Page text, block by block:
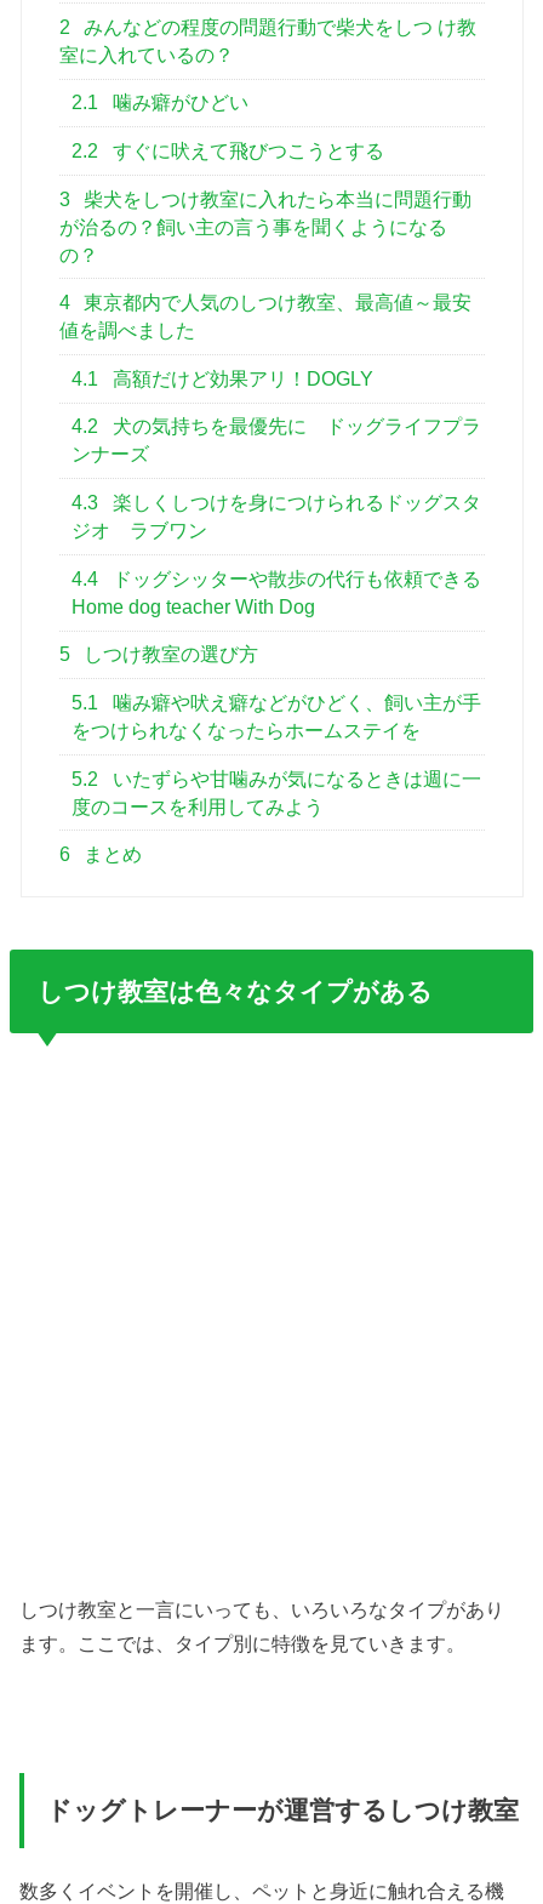
2
みんなどの程度の問題行動で柴犬をしつ け教
室に入れているの？
2.1 噛み癖がひどい
2.2 すぐに吠えて飛びつこうとする
3
柴犬をしつけ教室に入れたら本当に問題行動
が治るの？飼い主の言う事を聞くようになる
の？
4
東京都内で人気のしつけ教室、最高値～最安
値を調べました
4.1 高額だけど効果アリ！DOGLY
4.2
犬の気持ちを最優先に ドッグライフプラ
ンナーズ
4.3
楽しくしつけを身につけられるドッグスタ
ジオ ラブワン
4.4
ドッグシッターや散歩の代行も依頼できる
Home dog teacher With Dog
5 しつけ教室の選び方
5.1
噛み癖や吠え癖などがひどく、飼い主が手
をつけられなくなったらホームステイを
5.2
いたずらや甘噛みが気になるときは週に一
度のコースを利用してみよう
6 まとめ
しつけ教室は色々なタイプがある
しつけ教室と一言にいっても、いろいろなタイプがあり
ます。ここでは、タイプ別に特徴を見ていきます。
ドッグトレーナーが運営するしつけ教室
数多くイベントを開催し、ペットと身近に触れ合える機